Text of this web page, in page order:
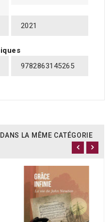
2021
9782863145265
LA MÊME CATÉGORIE